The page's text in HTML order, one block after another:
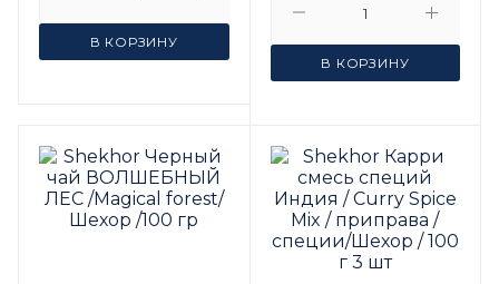
В КОРЗИНУ
В КОРЗИНУ